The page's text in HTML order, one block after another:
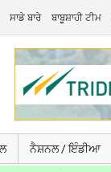
ਸਾਡੇ ਬਾਰੇ ਬਾਬੂਸ਼ਾਹੀ ਟੀਮ
ਨੈਸ਼ਨਲ / ਇੰਡੀਆ